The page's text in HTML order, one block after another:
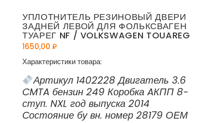
УПЛОТНИТЕЛЬ РЕЗИНОВЫЙ ДВЕРИ
ЗАДНЕЙ ЛЕВОЙ ДЛЯ ФОЛЬКСВАГЕН
ТУАРЕГ NF / VOLKSWAGEN TOUAREG
1650,00 ₽
Характеристики товара:
Артикул 1402228 Двигатель 3.6
CMTA бензин 249 Коробка AКПП 8-
ступ. NXL год выпуска 2014
Состояние бу вн. номер 28179 ОЕМ